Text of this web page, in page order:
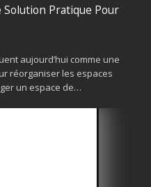
Solution Pratique Pour
aujourd’hui comme une
réorganiser les espaces
un espace de…